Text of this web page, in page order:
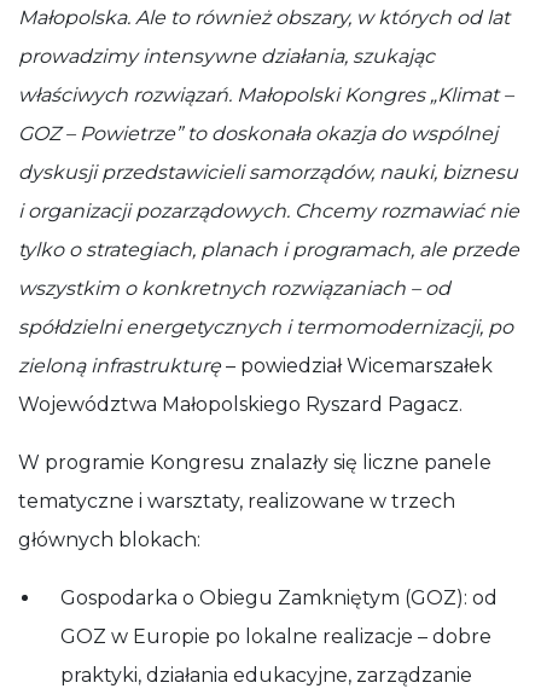
Małopolska. Ale to również obszary, w których od lat
prowadzimy intensywne działania, szukając
właściwych rozwiązań. Małopolski Kongres „Klimat –
GOZ – Powietrze” to doskonała okazja do wspólnej
dyskusji przedstawicieli samorządów, nauki, biznesu
i organizacji pozarządowych. Chcemy rozmawiać nie
tylko o strategiach, planach i programach, ale przede
wszystkim o konkretnych rozwiązaniach – od
spółdzielni energetycznych i termomodernizacji, po
zieloną infrastrukturę– powiedział Wicemarszałek
Województwa Małopolskiego Ryszard Pagacz.
W programie Kongresu znalazły się liczne panele
tematyczne i warsztaty, realizowane w trzech
głównych blokach:
Gospodarka o Obiegu Zamkniętym (GOZ): od
GOZ w Europie po lokalne realizacje – dobre
praktyki, działania edukacyjne, zarządzanie